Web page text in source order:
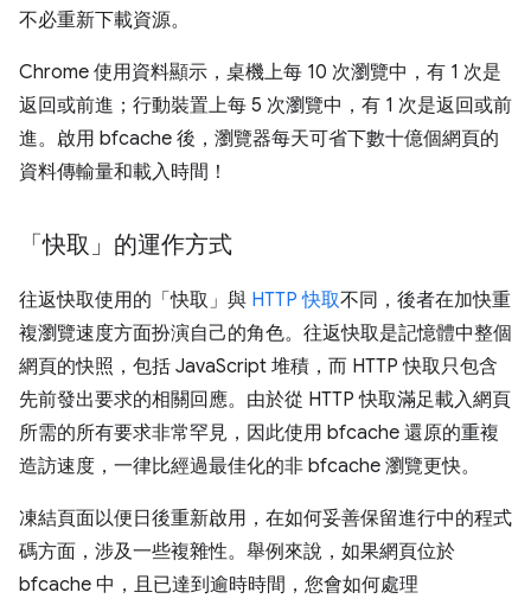
不必重新下載資源。
Chrome 使用資料顯示，桌機上每 10 次瀏覽中，有 1 次是
返回或前進；行動裝置上每 5 次瀏覽中，有 1 次是返回或前
進。啟用 bfcache 後，瀏覽器每天可省下數十億個網頁的
資料傳輸量和載入時間！
「快取」的運作方式
往返快取使用的「快取」與 HTTP 快取不同，後者在加快重
複瀏覽速度方面扮演自己的角色。往返快取是記憶體中整個
網頁的快照，包括 JavaScript 堆積，而 HTTP 快取只包含
先前發出要求的相關回應。由於從 HTTP 快取滿足載入網頁
所需的所有要求非常罕見，因此使用 bfcache 還原的重複
造訪速度，一律比經過最佳化的非 bfcache 瀏覽更快。
凍結頁面以便日後重新啟用，在如何妥善保留進行中的程式
碼方面，涉及一些複雜性。舉例來說，如果網頁位於
bfcache 中，且已達到逾時時間，您會如何處理